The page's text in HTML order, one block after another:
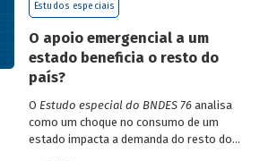
para analisar a evolução da renda dos
Estudos especiais
O apoio emergencial a um
estado beneficia o resto do
país?
O Estudo especial do BNDES 76analisa
como um choque no consumo de um
estado impacta a demanda do resto do